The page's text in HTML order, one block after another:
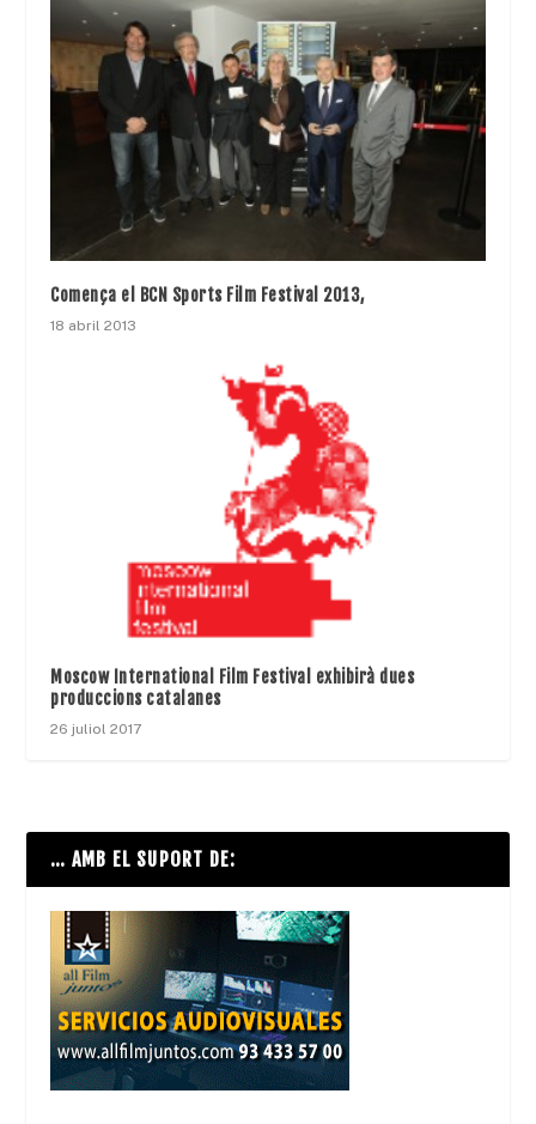
Comença el BCN Sports Film Festival 2013,
18 abril 2013
Moscow International Film Festival exhibirà dues
produccions catalanes
26 juliol 2017
… AMB EL SUPORT DE: